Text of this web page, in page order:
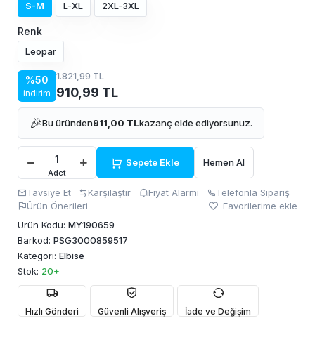
S-M L-XL 2XL-3XL
Renk
Leopar
%50
indirim
1.821,99 TL
910,99 TL
🎉Bu üründen911,00 TLkazanç elde ediyorsunuz.
Adet
Sepete Ekle Hemen Al
Tavsiye Et Karşılaştır Fiyat Alarmı
Telefonla Sipariş
Ürün Önerileri
Favorilerime ekle
Ürün Kodu: MY190659
Barkod: PSG3000859517
Kategori: Elbise
Stok: 20+
Hızlı Gönderi Güvenli Alışveriş İade ve Değişim